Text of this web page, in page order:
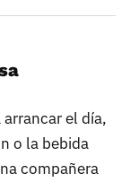
el día,
o la bebida
compañera